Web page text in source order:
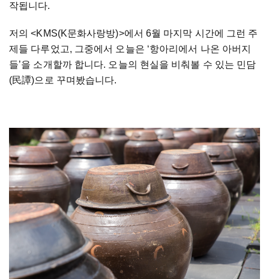
작됩니다.
저의 <KMS(K문화사랑방)>에서 6월 마지막 시간에 그런 주
제들 다루었고, 그중에서 오늘은 ‘항아리에서 나온 아버지
들’을 소개할까 합니다. 오늘의 현실을 비춰볼 수 있는 민담
(民譚)으로 꾸며봤습니다.